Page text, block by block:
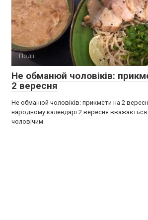
Події
Не обманюй чоловіків:
2 вересня
Не обманюй чоловіків: прикмети на 2
народному календарі 2 вересня вважається
чоловічим